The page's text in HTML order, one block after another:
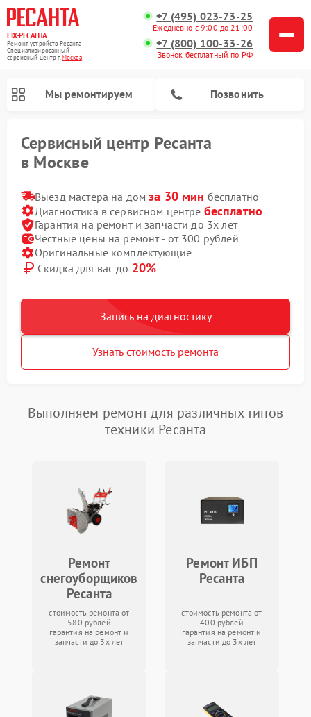
FIX-РЕСАНТА
Ремонт устройств Ресанта
Специализированный
cервисный центр г.Москва
+7 (495) 023-73-25
Ежедневно с 9:00 до 21:00
+7 (800) 100-33-26
Звонок бесплатный по РФ
Мы ремонтируем Позвонить
Сервисный центр Ресанта
в Москве
Выезд мастера на домза 30 мин бесплатно
Диагностика в сервисном центре бесплатно
Гарантия на ремонт и запчасти до 3х лет
Честные цены на ремонт - от 300 рублей
Оригинальные комплектующие
Скидка для вас до 20%
Запись на диагностику
Узнать стоимость ремонта
Выполняем ремонт для различных типов
техники Ресанта
Ремонт
снегоуборщиков
Ресанта
стоимость ремонта от
580 рублей
гарантия на ремонт и
запчасти до 3х лет
Ремонт ИБП
Ресанта
стоимость ремонта от
400 рублей
гарантия на ремонт и
запчасти до 3х лет